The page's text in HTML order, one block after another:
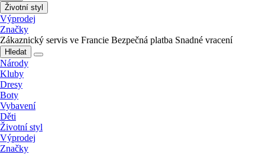
Životní styl
Výprodej
Značky
Zákaznický servis ve Francie Bezpečná platba Snadné vracení
Hledat
Národy
Kluby
Dresy
Boty
Vybavení
Děti
Životní styl
Výprodej
Značky